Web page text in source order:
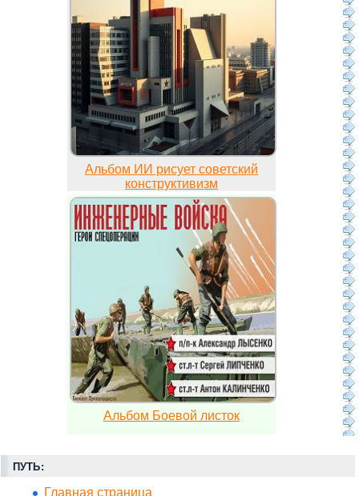
Альбом ИИ рисует советский
конструктивизм
Альбом Боевой листок
ПУТЬ:
Главная страница